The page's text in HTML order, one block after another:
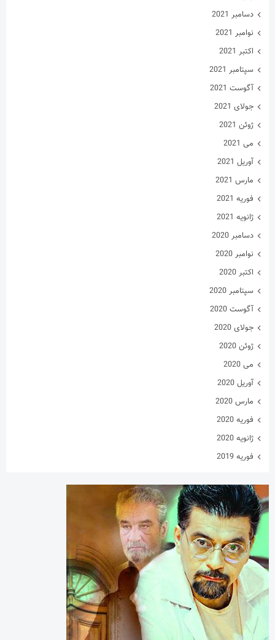
آگوست 2021
جولای 2021
ژوئن 2021
آوریل 2021
مارس 2021
فوریه 2021
ژانویه 2021
دسامبر 2020
نوامبر 2020
اکتبر 2020
سپتامبر 2020
آگوست 2020
جولای 2020
ژوئن 2020
آوریل 2020
مارس 2020
فوریه 2020
ژانویه 2020
فوریه 2019